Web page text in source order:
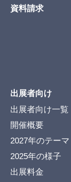
資料請求
出展者向け
出展者向け一覧
開催概要
2027年のテーマ
2025年の様子
出展料金